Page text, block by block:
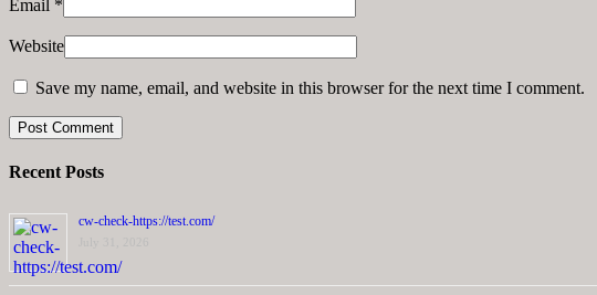
Email *
Website
Save my name, email, and website in this browser for the next time I comment.
Recent Posts
cw-check-https://test.com/